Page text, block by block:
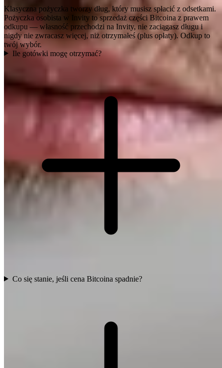
Klasyczna pożyczka tworzy dług, który musisz spłacić z odsetkami.
Pożyczka osobista w Invity to sprzedaż części Bitcoina z prawem
odkupu — własność przechodzi na Invity, nie zaciągasz długu i
nigdy nie zwracasz więcej, niż otrzymałeś (plus opłaty). Odkup to
twój wybór.
Ile gotówki mogę otrzymać?
Co się stanie, jeśli cena Bitcoina spadnie?